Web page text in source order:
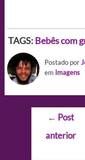
TAGS: Bebês com
Postado por
em Imagens
Navegação
Post
← Post
anterior